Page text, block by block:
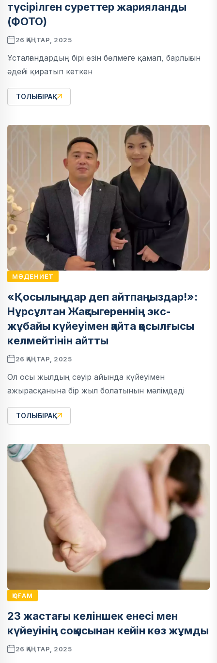
түсірілген суреттер жарияланды
(ФОТО)
26 ҚАҢТАР, 2025
Ұсталғандардың бірі өзін бөлмеге қамап, барлығын
әдейі қиратып кеткен
ТОЛЫҒЫРАҚ
МӘДЕНИЕТ
«Қосылыңдар деп айтпаңыздар!»:
Нұрсұлтан Жақсыгереннің экс-
жұбайы күйеуімен қайта қосылғысы
келмейтінін айтты
26 ҚАҢТАР, 2025
Ол осы жылдың сәуір айында күйеуімен
ажырасқанына бір жыл болатынын мәлімдеді
ТОЛЫҒЫРАҚ
ҚОҒАМ
23 жастағы келіншек енесі мен
күйеуінің соққысынан кейін көз жұмды
26 ҚАҢТАР, 2025